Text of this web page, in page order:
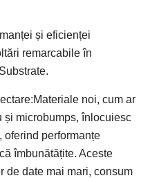
și eficienței
remarcabile în
noi, cum ar
și microbumps, înlocuiesc
performanțe
îmbunătățite. Aceste
de date mai mari, consum